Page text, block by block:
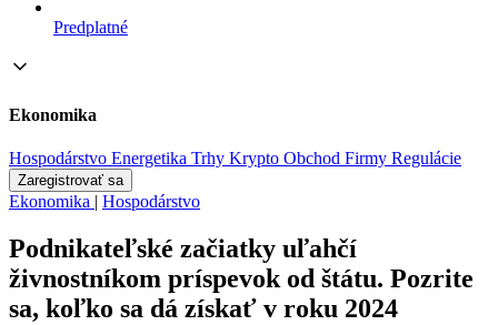
Predplatné
Ekonomika
Hospodárstvo Energetika Trhy Krypto Obchod Firmy Regulácie
Zaregistrovať sa
Ekonomika | Hospodárstvo
Podnikateľské začiatky uľahčí
živnostníkom príspevok od štátu. Pozrite
sa, koľko sa dá získať v roku 2024